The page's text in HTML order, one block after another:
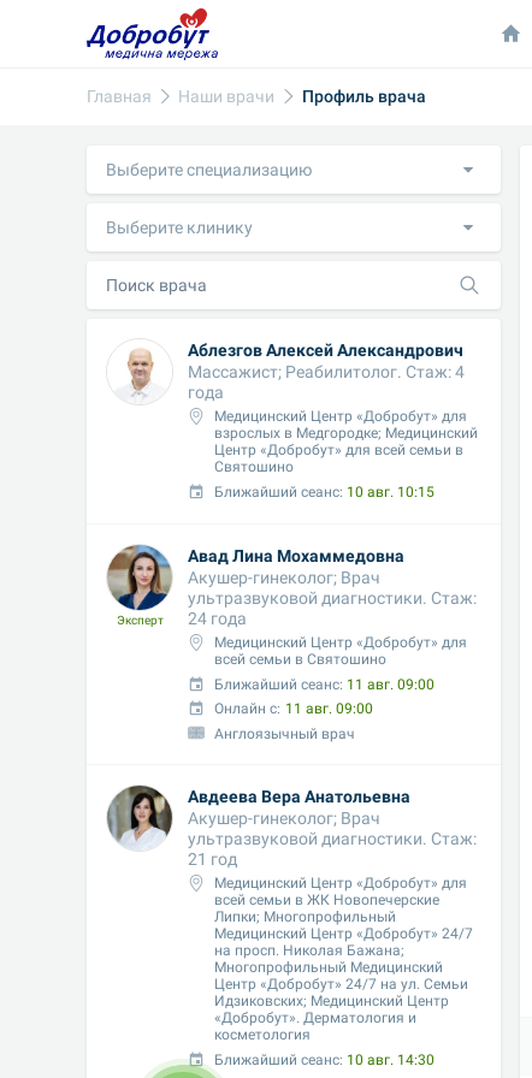
Главная Наши врачи Профиль врача
Выберите специализацию
Выберите клинику
Аблезгов Алексей Александрович
Массажист; Реабилитолог. Стаж: 4
года
Медицинский Центр «Добробут» для
взрослых в Медгородке; Медицинский
Центр «Добробут» для всей семьи в
Святошино
Ближайший сеанс: 10 авг. 10:15
Эксперт
Авад Лина Мохаммедовна
Акушер-гинеколог; Врач
ультразвуковой диагностики. Стаж:
24 года
Медицинский Центр «Добробут» для
всей семьи в Святошино
Ближайший сеанс: 11 авг. 09:00
Онлайн с: 11 авг. 09:00
Англоязычный врач
Авдеева Вера Анатольевна
Акушер-гинеколог; Врач
ультразвуковой диагностики. Стаж:
21 год
Медицинский Центр «Добробут» для
всей семьи в ЖК Новопечерские
Липки; Многопрофильный
Медицинский Центр «Добробут» 24/7
на просп. Николая Бажана;
Многопрофильный Медицинский
Центр «Добробут» 24/7 на ул. Семьи
Идзиковских; Медицинский Центр
«Добробут». Дерматология и
косметология
Ближайший сеанс: 10 авг. 14:30